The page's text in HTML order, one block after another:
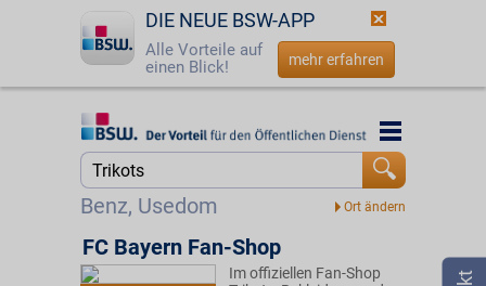
DIE NEUE BSW-APP
Alle Vorteile auf
einen Blick!
mehr erfahren
Startseite
Benz, Usedom
Startseite
FC Bayern Fan-Shop
Im offiziellen Fan-Shop